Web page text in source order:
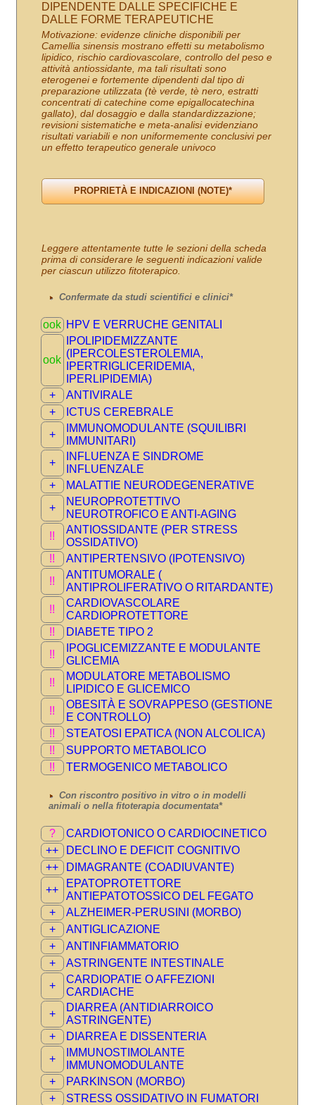
DIPENDENTE DALLE SPECIFICHE E
DALLE FORME TERAPEUTICHE
Motivazione: evidenze cliniche disponibili per
Camellia sinensis mostrano effetti su metabolismo
lipidico, rischio cardiovascolare, controllo del peso e
attività antiossidante, ma tali risultati sono
eterogenei e fortemente dipendenti dal tipo di
preparazione utilizzata (tè verde, tè nero, estratti
concentrati di catechine come epigallocatechina
gallato), dal dosaggio e dalla standardizzazione;
revisioni sistematiche e meta-analisi evidenziano
risultati variabili e non uniformemente conclusivi per
un effetto terapeutico generale univoco
Leggere attentamente tutte le sezioni della scheda
prima di considerare le seguenti indicazioni valide
per ciascun utilizzo fitoterapico.
Confermate da studi scientifici e clinici*
ook HPV E VERRUCHE GENITALI
ook
IPOLIPIDEMIZZANTE
(IPERCOLESTEROLEMIA,
IPERTRIGLICERIDEMIA,
IPERLIPIDEMIA)
+
ANTIVIRALE
+
ICTUS CEREBRALE
+
IMMUNOMODULANTE (SQUILIBRI
IMMUNITARI)
+
INFLUENZA E SINDROME
INFLUENZALE
+
MALATTIE NEURODEGENERATIVE
+
NEUROPROTETTIVO
NEUROTROFICO E ANTI-AGING
!!
ANTIOSSIDANTE (PER STRESS
OSSIDATIVO)
!!
ANTIPERTENSIVO (IPOTENSIVO)
!!
ANTITUMORALE (
ANTIPROLIFERATIVO O RITARDANTE)
!!
CARDIOVASCOLARE
CARDIOPROTETTORE
!!
DIABETE TIPO 2
!!
IPOGLICEMIZZANTE E MODULANTE
GLICEMIA
!!
MODULATORE METABOLISMO
LIPIDICO E GLICEMICO
!!
OBESITÀ E SOVRAPPESO (GESTIONE
E CONTROLLO)
!!
STEATOSI EPATICA (NON ALCOLICA)
!!
SUPPORTO METABOLICO
!!
TERMOGENICO METABOLICO
Con riscontro positivo in vitro o in modelli
animali o nella fitoterapia documentata*
?
CARDIOTONICO O CARDIOCINETICO
++
DECLINO E DEFICIT COGNITIVO
++
DIMAGRANTE (COADIUVANTE)
++
EPATOPROTETTORE
ANTIEPATOTOSSICO DEL FEGATO
+
ALZHEIMER-PERUSINI (MORBO)
+
ANTIGLICAZIONE
+
ANTINFIAMMATORIO
+
ASTRINGENTE INTESTINALE
+
CARDIOPATIE O AFFEZIONI
CARDIACHE
+
DIARREA (ANTIDIARROICO
ASTRINGENTE)
+
DIARREA E DISSENTERIA
+
IMMUNOSTIMOLANTE
IMMUNOMODULANTE
+
PARKINSON (MORBO)
+
STRESS OSSIDATIVO IN FUMATORI